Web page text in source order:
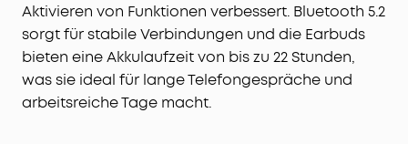
Aktivieren von Funktionen verbessert. Bluetooth 5.2
sorgt für stabile Verbindungen und die Earbuds
bieten eine Akkulaufzeit von bis zu 22 Stunden,
was sie ideal für lange Telefongespräche und
arbeitsreiche Tage macht.